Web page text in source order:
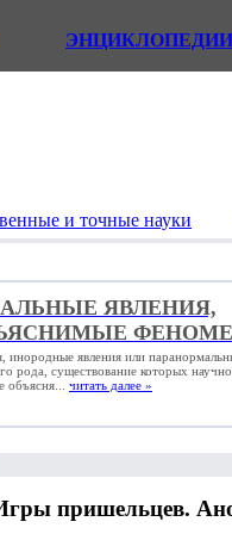
ЭНЦИКЛОПЕДИИ
и точные науки
ЯВЛЕНИЯ,
инородные явления или
рода, существование которых
объясня... читать далее »
пришельцев.